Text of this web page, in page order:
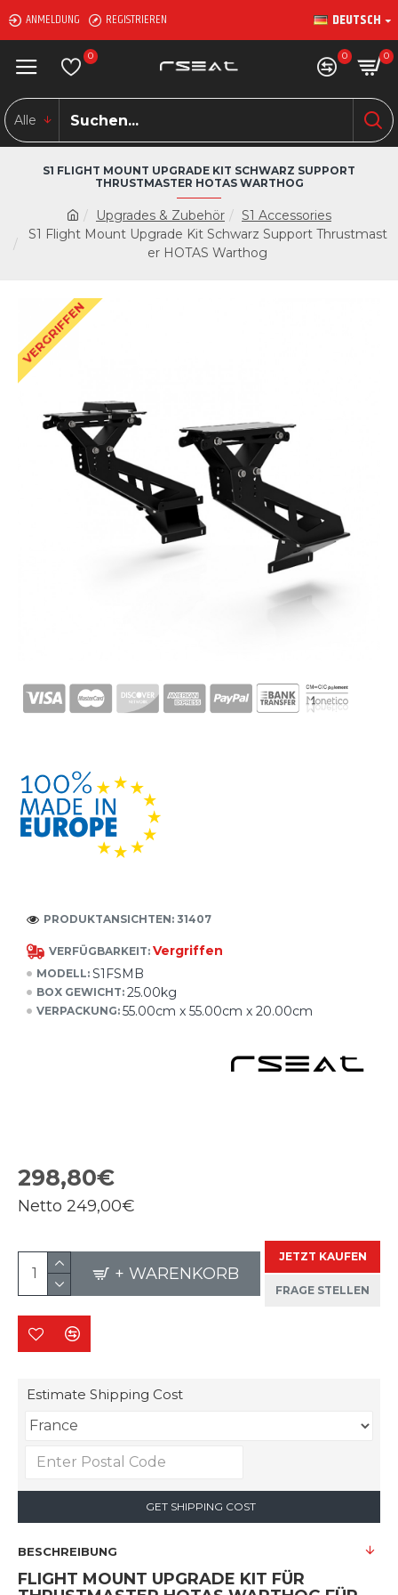
ANMELDUNG REGISTRIEREN DEUTSCH
0 0 0
Alle
Upgrades & Zubehör
S1 Accessories
S1 Flight Mount Upgrade Kit Schwarz Support Thrustmast
er HOTAS Warthog
S1 FLIGHT MOUNT UPGRADE KIT SCHWARZ SUPPORT
THRUSTMASTER HOTAS WARTHOG
VERGRIFFEN
VERFÜGBARKEIT: Vergriffen
MODELL: S1FSMB
BOX GEWICHT: 25.00kg
VERPACKUNG: 55.00cm x 55.00cm x 20.00cm
PRODUKTANSICHTEN: 31407
298,80€
Netto 249,00€
+ WARENKORB
JETZT KAUFEN
FRAGE STELLEN
Estimate Shipping Cost
GET SHIPPING COST
BESCHREIBUNG
FLIGHT MOUNT UPGRADE KIT FÜR